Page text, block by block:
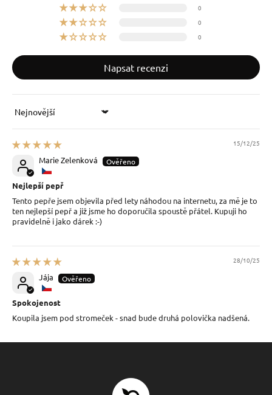
0
0
0
Napsat recenzi
Sort by
15/12/25
Marie Zelenková
Nejlepší pepř
Tento pepře jsem objevila před lety náhodou na internetu, za mě je to
ten nejlepší pepř a již jsme ho doporučila spoustě přátel. Kupuji ho
pravidelně i jako dárek :-)
28/10/25
Jája
Spokojenost
Koupila jsem pod stromeček - snad bude druhá polovička nadšená.